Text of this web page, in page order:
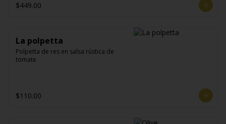
$449.00
La polpetta
Polpetta de res en salsa rústica de
tomate
$110.00